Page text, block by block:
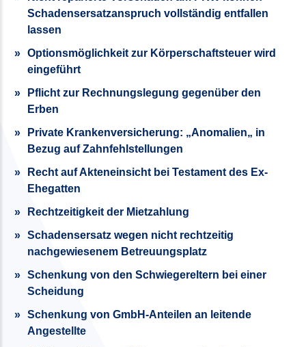
Schadensersatzanspruch vollständig entfallen
lassen
Optionsmöglichkeit zur Körperschaftsteuer wird
eingeführt
Pflicht zur Rechnungslegung gegenüber den
Erben
Private Krankenversicherung: „Anomalien„ in
Bezug auf Zahnfehlstellungen
Recht auf Akteneinsicht bei Testament des Ex-
Ehegatten
Rechtzeitigkeit der Mietzahlung
Schadensersatz wegen nicht rechtzeitig
nachgewiesenem Betreuungsplatz
Schenkung von den Schwiegereltern bei einer
Scheidung
Schenkung von GmbH-Anteilen an leitende
Angestellte